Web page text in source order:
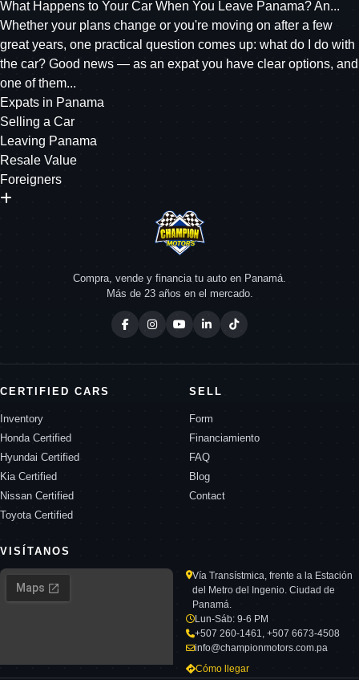
What Happens to Your Car When You Leave Panama? An...
Whether your plans change or you're moving on after a few
great years, one practical question comes up: what do I do with
the car? Good news — as an expat you have clear options, and
one of them...
Expats in Panama
Selling a Car
Leaving Panama
Resale Value
Foreigners
Compra, vende y financia tu auto en Panamá.
Más de 23 años en el mercado.
CERTIFIED CARS
Inventory
Honda Certified
Hyundai Certified
Kia Certified
Nissan Certified
Toyota Certified
SELL
Form
Financiamiento
FAQ
Blog
Contact
VISÍTANOS
Vía Transístmica, frente a la Estación
del Metro del Ingenio. Ciudad de
Panamá.
Lun-Sáb: 9-6 PM
+507 260-1461, +507 6673-4508
info@championmotors.com.pa
Cómo llegar